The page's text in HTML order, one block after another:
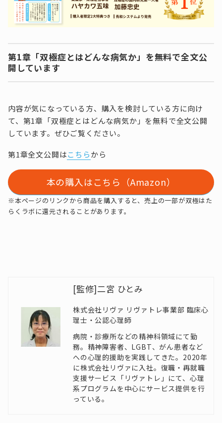
第1章「双極症とはどんな病気か」を無料で全文公
開しています
内容が気になっている方、購入を検討している方に向け
て、第1章「双極症とはどんな病気か」を無料で全文公開
しています。ぜひご覧ください。
第1章全文公開はこちらから
本の購入はこちら（Amazon）
※本ページのリンクから商品を購入すると、売上の一部が双極はた
らくラボに還元されることがあります。
[監修]二宮 ひとみ
株式会社リヴァ リヴァトレ事業部 臨床心
理士・公認心理師
病院・診療所などの精神科領域にて勤
務。精神障害者、LGBT、がん患者など
への心理的援助を実践してきた。2020年
に株式会社リヴァに入社。復職・再就職
支援サービス「リヴァトレ」にて、心理
系プログラムを中心にサービス提供を行
っている。